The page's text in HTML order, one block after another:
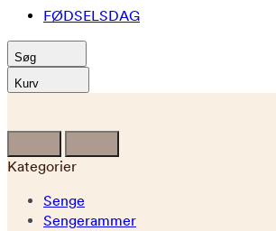
FØDSELSDAG
Søg
Kurv
Kategorier
Senge
Sengerammer